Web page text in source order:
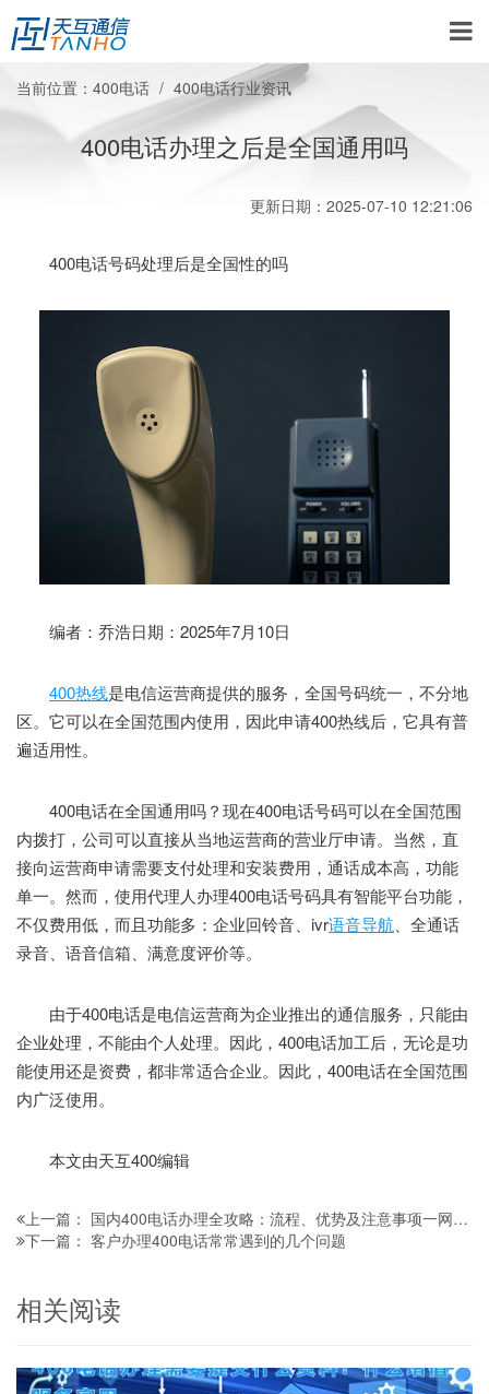
当前位置： 400电话 400电话行业资讯
400电话办理之后是全国通用吗
更新日期：2025-07-10 12:21:06
400电话号码处理后是全国性的吗
编者：乔浩日期：2025年7月10日
400热线是电信运营商提供的服务，全国号码统一，不分地
区。它可以在全国范围内使用，因此申请400热线后，它具有普
遍适用性。
400电话在全国通用吗？现在400电话号码可以在全国范围
内拨打，公司可以直接从当地运营商的营业厅申请。当然，直
接向运营商申请需要支付处理和安装费用，通话成本高，功能
单一。然而，使用代理人办理400电话号码具有智能平台功能，
不仅费用低，而且功能多：企业回铃音、ivr语音导航 、全通话
录音、语音信箱、满意度评价等。
由于400电话是电信运营商为企业推出的通信服务，只能由
企业处理，不能由个人处理。因此，400电话加工后，无论是功
能使用还是资费，都非常适合企业。因此，400电话在全国范围
内广泛使用。
本文由天互400编辑
上一篇： 国内400电话办理全攻略：流程、优势及注意事项一网打尽
下一篇： 客户办理400电话常常遇到的几个问题
相关阅读